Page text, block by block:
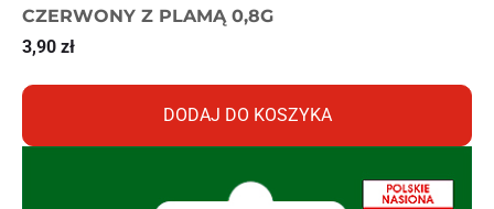
CZERWONY Z PLAMĄ 0,8G
3,90 zł
DODAJ DO KOSZYKA